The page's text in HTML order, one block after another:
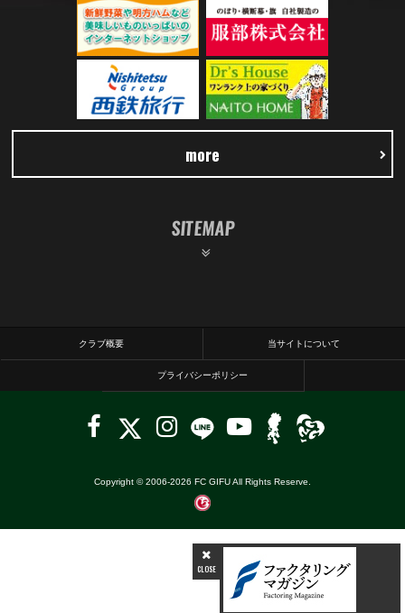
more
SITEMAP
クラブ概要 当サイトについて
プライバシーポリシー
Copyright © 2006-2026 FC GIFU All Rights Reserve.
CLOSE